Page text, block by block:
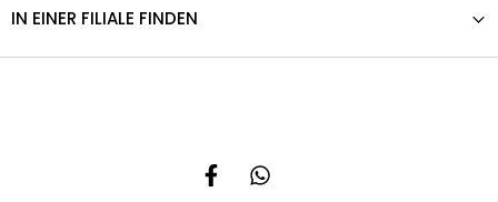
IN EINER FILIALE FINDEN